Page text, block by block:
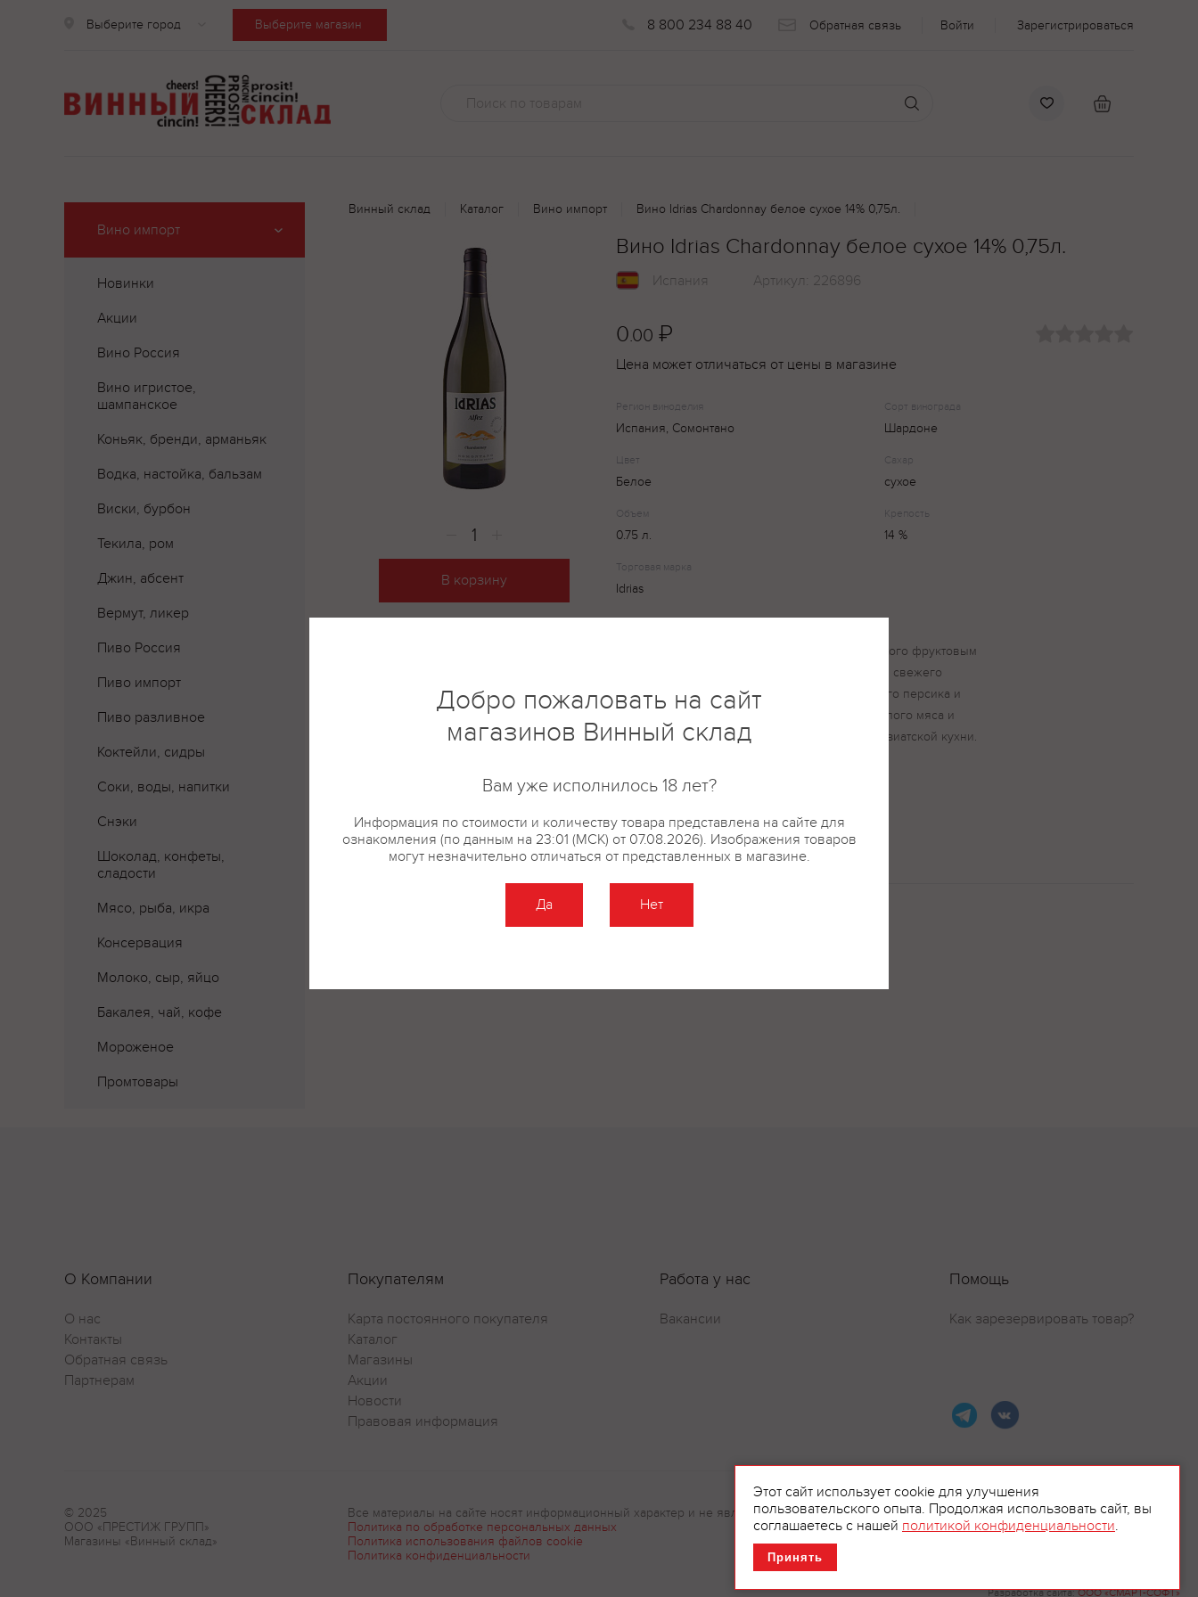
Выберите город Выберите магазин 8 800 234 88 40 Обратная связь Войти Зарегистрироваться
Вино импорт
Новинки
Акции
Вино Россия
Вино игристое,
шампанское
Коньяк, бренди, арманьяк
Водка, настойка, бальзам
Виски, бурбон
Текила, ром
Джин, абсент
Вермут, ликер
Пиво Россия
Пиво импорт
Пиво разливное
Коктейли, сидры
Соки, воды, напитки
Снэки
Шоколад, конфеты,
сладости
Мясо, рыба, икра
Консервация
Молоко, сыр, яйцо
Бакалея, чай, кофе
Мороженое
Промтовары
Винный склад Каталог Вино импорт Вино Idrias Chardonnay белое сухое 14% 0,75л.
В корзину
Вино Idrias Chardonnay белое сухое 14% 0,75л.
Испания Артикул: 226896
0.00 ₽
Цена может отличаться от цены в магазине
Регион виноделия
Испания, Сомонтано
Сорт винограда
Шардоне
Цвет
Белое
Сахар
сухое
Объем
0.75 л.
Крепость
14 %
Торговая марка
Idrias
Отличный сухой вариант радует любителей сухого фруктовым
вкусом и непревзойдённым ароматом изюма и свежего
винограда. Послевкусие сухое с тонами спелого персика и
абрикоса. Прекрасно сопроводит блюда из белого мяса и
рыбы, птицы, а также морепродукты и блюда азиатской кухни.
Где купить? Описание Отзывы
Разработка сайта:ООО «СМАРТ-СОФТ»
О Компании
О нас
Контакты
Обратная связь
Партнерам
Покупателям
Карта постоянного покупателя
Каталог
Магазины
Акции
Новости
Правовая информация
Работа у нас
Вакансии
Помощь
Как зарезервировать товар?
© 2025
ООО «ПРЕСТИЖ ГРУПП»
Магазины «Винный склад»
Все материалы на сайте носят информационный характер и не являются рекламой.
Политика по обработке персональных данных
Политика использования файлов cookie
Политика конфиденциальности
Этот сайт использует cookie для улучшения
пользовательского опыта. Продолжая использовать сайт, вы
соглашаетесь с нашей политикой конфиденциальности.
Принять
Добро пожаловать на сайт
магазинов Винный склад
Вам уже исполнилось 18 лет?
Информация по стоимости и количеству товара представлена на сайте для
ознакомления (по данным на 23:01 (МСК) от 07.08.2026). Изображения товаров
могут незначительно отличаться от представленных в магазине.
Да Нет